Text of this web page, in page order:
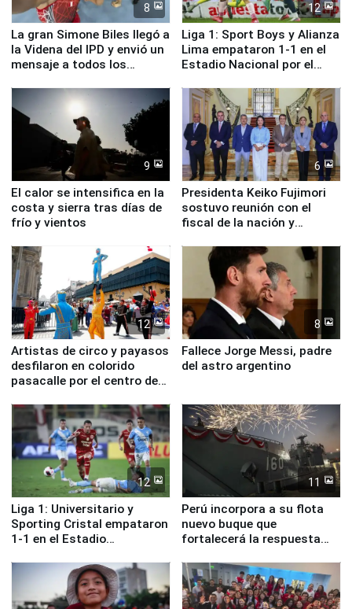
8
La gran Simone Biles llegó a
la Videna del IPD y envió un
mensaje a todos los
12
Liga 1: Sport Boys y Alianza
Lima empataron 1-1 en el
Estadio Nacional por el
9
El calor se intensifica en la
costa y sierra tras días de
frío y vientos
6
Presidenta Keiko Fujimori
sostuvo reunión con el
fiscal de la nación y
12
Artistas de circo y payasos
desfilaron en colorido
pasacalle por el centro de
8
Fallece Jorge Messi, padre
del astro argentino
12
Liga 1: Universitario y
Sporting Cristal empataron
1-1 en el Estadio
11
Perú incorpora a su flota
nuevo buque que
fortalecerá la respuesta